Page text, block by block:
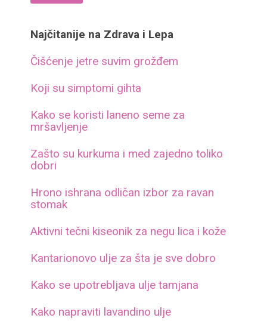
Najčitanije na Zdrava i Lepa
Čišćenje jetre suvim grožđem
Koji su simptomi gihta
Kako se koristi laneno seme za
mršavljenje
Zašto su kurkuma i med zajedno toliko
dobri
Hrono ishrana odličan izbor za ravan
stomak
Aktivni tečni kiseonik za negu lica i kože
Kantarionovo ulje za šta je sve dobro
Kako se upotrebljava ulje tamjana
Kako napraviti lavandino ulje